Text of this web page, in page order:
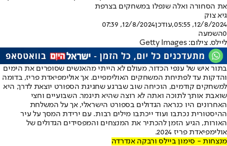
את הסחורה ואלה שנפלו במשחקים בצרפת
גיא צוק
12/8/2024, 05:55
,עודכן12/8/2024, 07:39
0השמעה
ליילס. צילום: Getty Images
בתור איש של ענפי הכדור, מעולם לא הייתי מהאנשים שסופרים את הימים
והדקות עד לפתיחת המשחקים האולימפיים. אך אולימפיאדת פריז, בדומה
למשחקים קודמים, הוכיחה שוב שברגע שחגיגת הספורט יוצאת לדרך, היא
שואבת אותך לתוכה ואתה לא רוצה שהיא תיגמר. השבועיים וחצי
האחרונים היו כנראה הגדולים בספורט הישראלי, אך על המשלחת
ההיסטורית נכתבו ועוד ייכתבו מילים רבות. עם ירידת המסך על עיר
האורות, הגיע הזמן להכתיר את המנצחים והמפסידים הגדולים של
אולימפיאדת פריז 2024.
מנצחות - סימון ביילס ורבקה אנדרדה